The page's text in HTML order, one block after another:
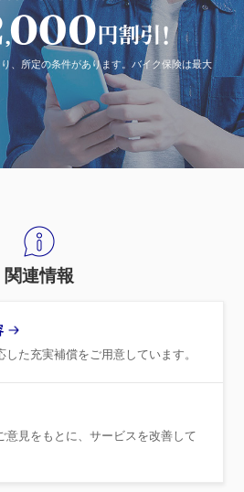
、所定の条件があります。バイク保険は最大
関連情報
た充実補償をご用意しています。
意見をもとに、サービスを改善して